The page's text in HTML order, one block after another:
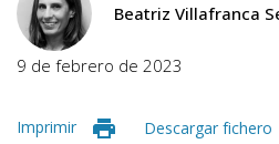
Beatriz Villafranca
9 de febrero de 2023
Imprimir Descargar fichero